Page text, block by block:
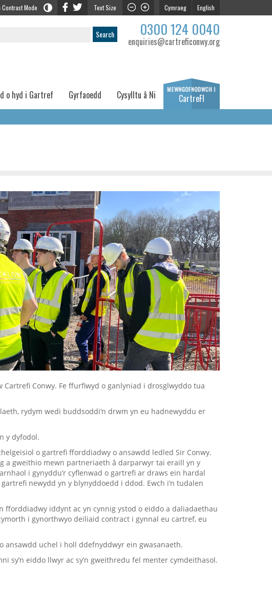
Contrast Mode Text Size Cymraeg English
0300 124 0040
enquiries@cartreficonwy.org
o hyd i Gartref Gyrfaoedd Cysylltu â Ni CartreFI
Conwy. Fe ffurfiwyd o ganlyniad i drosglwyddo tua
rydym wedi buddsoddi’n drwm yn eu hadnewyddu er
y dyfodol.
o gartrefi fforddiadwy o ansawdd ledled Sir Conwy.
a gweithio mewn partneriaeth â darparwyr tai eraill yn y
i gynyddu’r cyflenwad o gartrefi ar draws ein hardal
newydd yn y blynyddoedd i ddod. Ewch i’n tudalen
fforddiadwy iddynt ac yn cynnig ystod o eiddo a daliadaethau
i gynorthwyo deiliaid contract i gynnal eu cartref, eu
ansawdd uchel i holl ddefnyddwyr ein gwasanaeth.
sy’n eiddo llwyr ac sy’n gweithredu fel menter cymdeithasol.